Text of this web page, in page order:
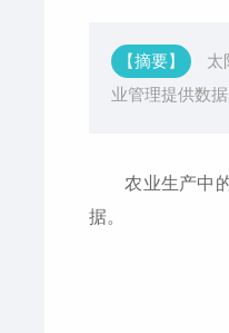
【摘要】
太
业管理提供数据
农业生产中的
据。